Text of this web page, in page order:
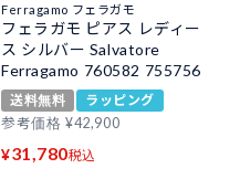
Ferragamo フェラガモ
フェラガモ ピアス レディー
ス シルバー Salvatore
Ferragamo 760582 755756
送料無料
ラッピング
参考価格 ¥42,900
¥31,780税込